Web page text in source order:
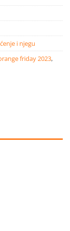
i njegu
friday 2023,